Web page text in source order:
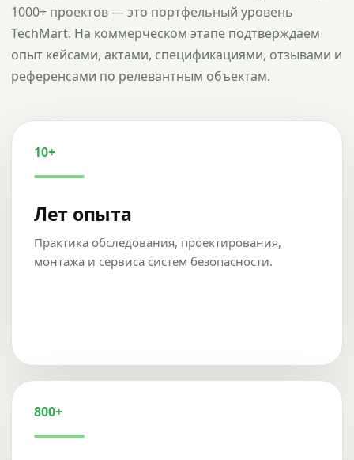
1000+ проектов — это портфельный уровень
TechMart. На коммерческом этапе подтверждаем
опыт кейсами, актами, спецификациями, отзывами и
референсами по релевантным объектам.
10+
Лет опыта
Практика обследования, проектирования,
монтажа и сервиса систем безопасности.
800+